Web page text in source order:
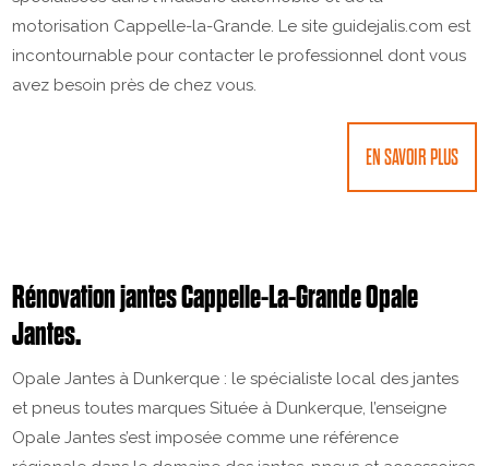
motorisation Cappelle-la-Grande. Le site guidejalis.com est
incontournable pour contacter le professionnel dont vous
avez besoin près de chez vous.
EN SAVOIR PLUS
Rénovation jantes Cappelle-La-Grande Opale
Jantes.
Opale Jantes à Dunkerque : le spécialiste local des jantes
et pneus toutes marques Située à Dunkerque, l’enseigne
Opale Jantes s’est imposée comme une référence